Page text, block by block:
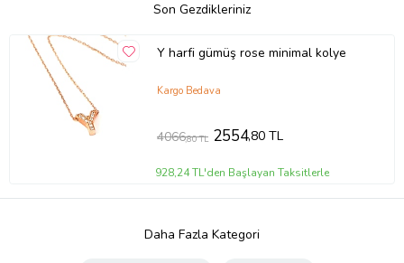
Son Gezdikleriniz
Y harfi gümüş rose minimal kolye
Kargo Bedava
4066,80 TL 2554,80 TL
928,24 TL'den Başlayan Taksitlerle
Daha Fazla Kategori